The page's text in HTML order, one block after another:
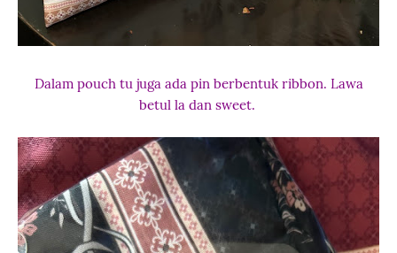
Dalam pouch tu juga ada pin berbentuk ribbon. Lawa
betul la dan sweet.